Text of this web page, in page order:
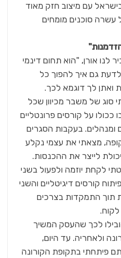
עם מיצוב חזק מאוד
עשרה סוכנים מומחים
לנו אורן, "הוא תחום דינמי
גם איך להפוך כל
ואתן לך דוגמא לכך.
סוג של משבר מכיוון שכל
על קורסים פרונטליים
ומנהלים. בעקבות הסגרים
מצאתי את עצמי נקלע
לייצר את ההכנסות.
לקחת יוזמה ולפעול בשני
קורסים דיגיטליים והשני
תוך התמקדות בצרכים
לכך שהעסק המשיך
ולאחריה. עד היום,
פיתחתי בתקופת הקורונה